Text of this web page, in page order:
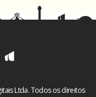
Ltda. Todos os direitos